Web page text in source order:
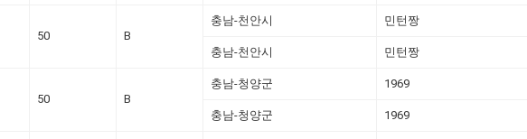
50 B
충남-천안시 민턴짱
충남-천안시 민턴짱
50 B
충남-청양군 1969
충남-청양군 1969